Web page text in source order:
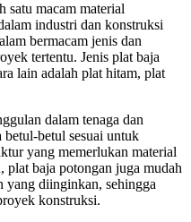
satu macam material
industri dan konstruksi
bermacam jenis dan
tertentu. Jenis plat baja
lain adalah plat hitam, plat
dalam tenaga dan
betul-betul sesuai untuk
yang memerlukan material
plat baja potongan juga mudah
yang diinginkan, sehingga
konstruksi.